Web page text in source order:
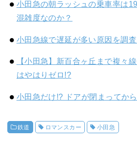
小田急の朝ラッシュの乗車率は
混雑度なのか？
小田急線で遅延が多い原因を調
【小田急】新百合ヶ丘まで複々
はやはりゼロ!?
小田急だけ!? ドアが閉まってか
鉄道 ロマンスカー 小田急